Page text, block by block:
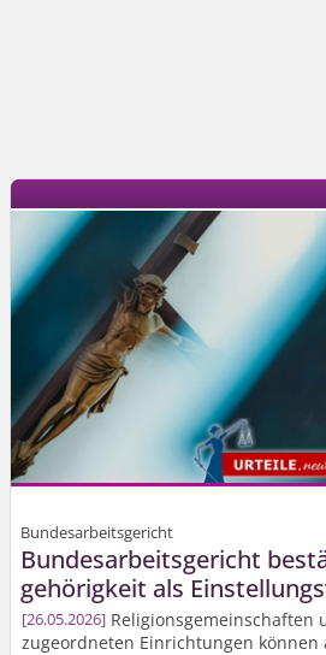
Bundesarbeitsgericht
Bundesarbeits­gericht
gehörigkeit als
26.05.2026 Religions­gemeinschaften
zugeordneten Einrichtungen